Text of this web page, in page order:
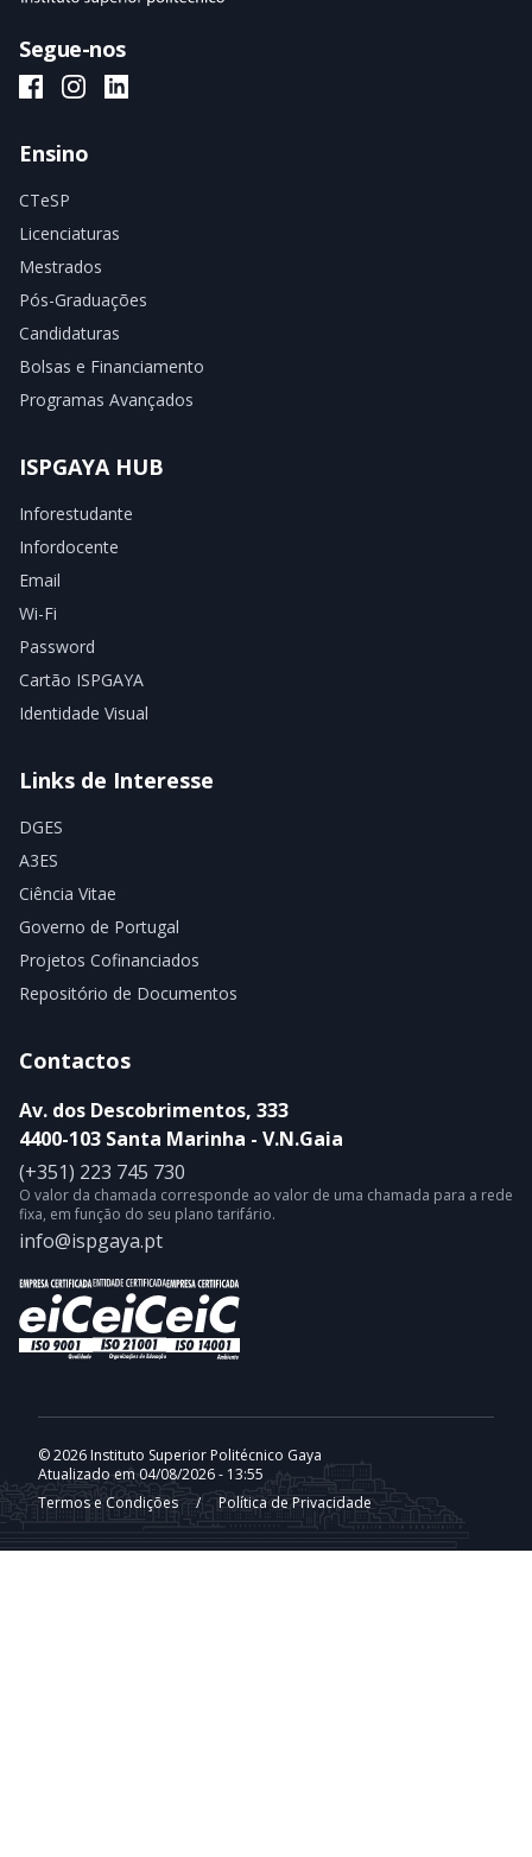
Segue-nos
ISPGAYA Facebook
ISPGAYA Instagram
ISPGAYA LinkedIn
Ensino
CTeSP
Licenciaturas
Mestrados
Pós-Graduações
Candidaturas
Bolsas e Financiamento
Programas Avançados
ISPGAYA HUB
Inforestudante
Infordocente
Email
Wi-Fi
Password
Cartão ISPGAYA
Identidade Visual
Links de Interesse
DGES
A3ES
Ciência Vitae
Governo de Portugal
Projetos Cofinanciados
Repositório de Documentos
Contactos
Av. dos Descobrimentos, 333
4400-103 Santa Marinha - V.N.Gaia
(+351) 223 745 730
O valor da chamada corresponde ao valor de uma chamada para a rede
fixa, em função do seu plano tarifário.
info@ispgaya.pt
© 2026 Instituto Superior Politécnico Gaya
Atualizado em 04/08/2026 - 13:55
Termos e Condições
/ Política de Privacidade